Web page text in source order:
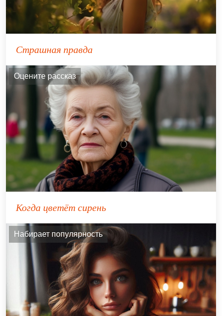
Страшная правда
Оцените рассказ
Когда цветёт сирень
Набирает популярность